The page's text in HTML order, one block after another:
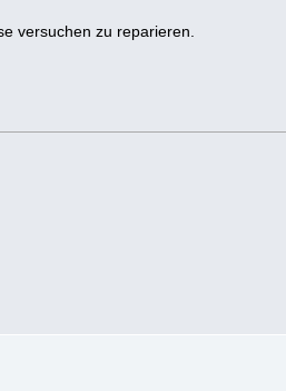
versuchen zu reparieren.